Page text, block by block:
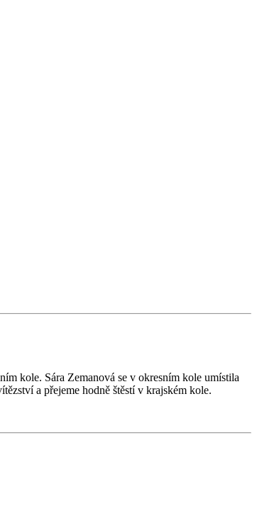
kole. Sára Zemanová se v okresním kole umístila
a přejeme hodně štěstí v krajském kole.